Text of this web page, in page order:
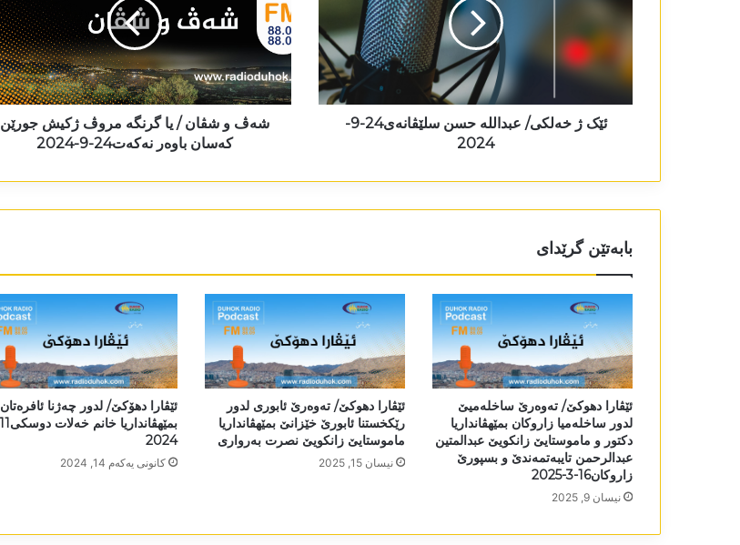
ئێک ژ خەلکی/ عبداللە حسن سلێڤانەی24-9-
2024
شەڤ و شڤان / یا گرنگە مروڤ ژکیش جورێن
کەسان باوەر نەکەت24-9-2024
بابەتێن گرێدای
ئێڤارا دھوکێ/ تەوەرێ ساخلەمیێ
لدور ساخلەمیا زاروکان بمێھڤانداریا
دکتور و ماموستایێ زانکویێ عبدالمتین
عبدالرحمن تایبەتمەندێ و بسپورێ
زاروکان16-3-2025
نیسان 9, 2025
ئێڤارا دھوکێ/ تەوەرێ ئابوری لدور
رێکخستنا ئابورێ خێزانێ بمێھڤانداریا
ماموستایێ زانکویێ نصرت بەرواری
نیسان 15, 2025
ئێڤارا دھۆکێ/ لدور چەژنا ئافرەتان
2024
كانونی یه‌كه‌م 14, 2024